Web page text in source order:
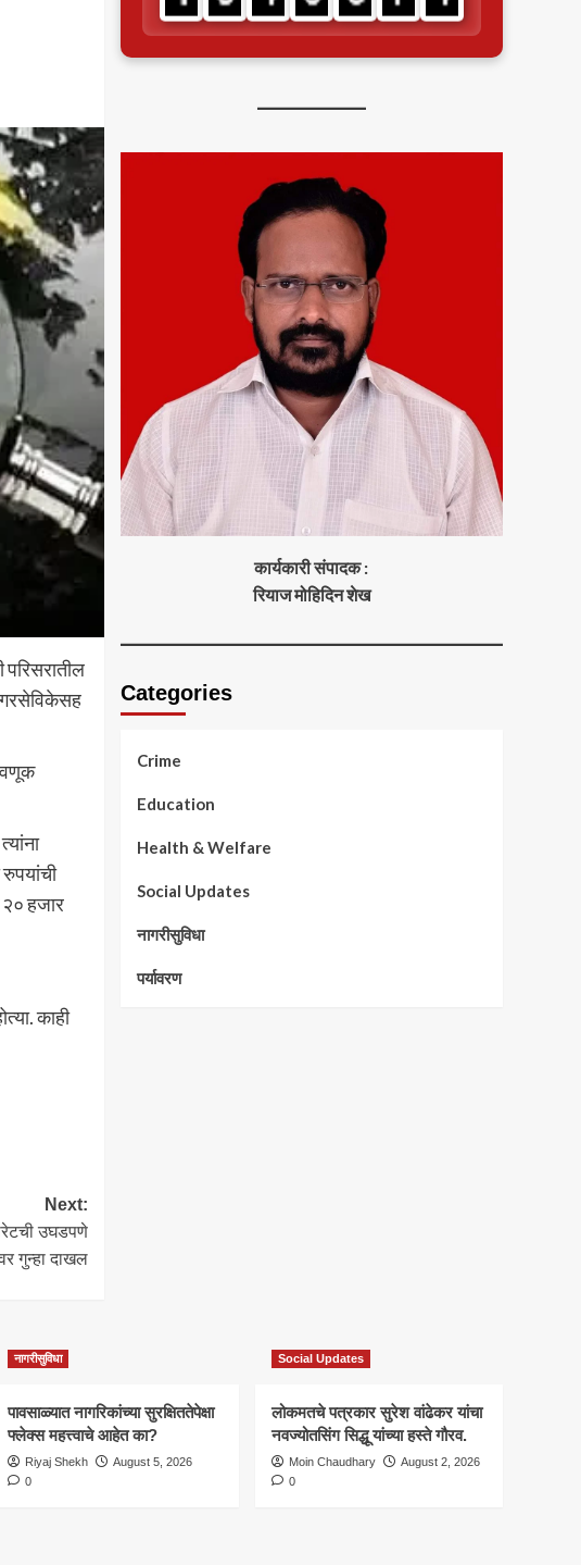
२० हजार
काही
Next:
उघडपणे
गुन्हा दाखल
कार्यकारी संपादक :
रियाज मोहिदिन शेख
Categories
Crime
Education
Health & Welfare
Social Updates
नागरीसुविधा
पर्यावरण
नागरीसुविधा
पावसाळ्यात नागरिकांच्या सुरक्षिततेपेक्षा
फ्लेक्स महत्त्वाचे आहेत का?
Riyaj Shekh
August 5, 2026
0
Social Updates
लोकमतचे पत्रकार सुरेश वांढेकर यांचा
नवज्योतसिंग सिद्धू यांच्या हस्ते गौरव.
Moin Chaudhary
August 2, 2026
0